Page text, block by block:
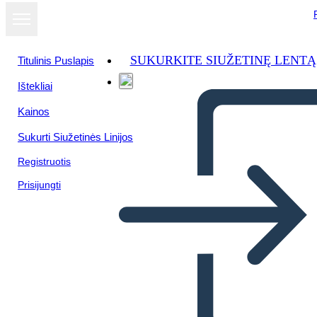
Titulinis Puslapis
Ištekliai
Kainos
Sukurti Siužetinės Linijos
Registruotis
Prisijungti
SUKURKITE SIUŽETINĘ LENTĄ